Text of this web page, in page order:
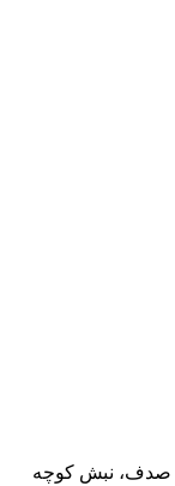
صدف، نبش کوچه